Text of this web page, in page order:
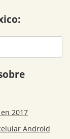
2017
Android